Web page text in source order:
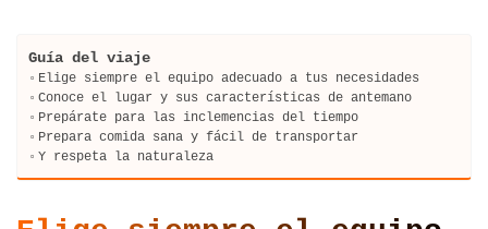
Guía del viaje
Elige siempre el equipo adecuado a tus necesidades
Conoce el lugar y sus características de antemano
Prepárate para las inclemencias del tiempo
Prepara comida sana y fácil de transportar
Y respeta la naturaleza